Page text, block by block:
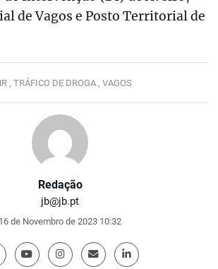
Redação
jb@jb.pt
16 de Novembro de 2023 10:32
de Vagos e Posto Territorial de
, TRÁFICO DE DROGA , VAGOS